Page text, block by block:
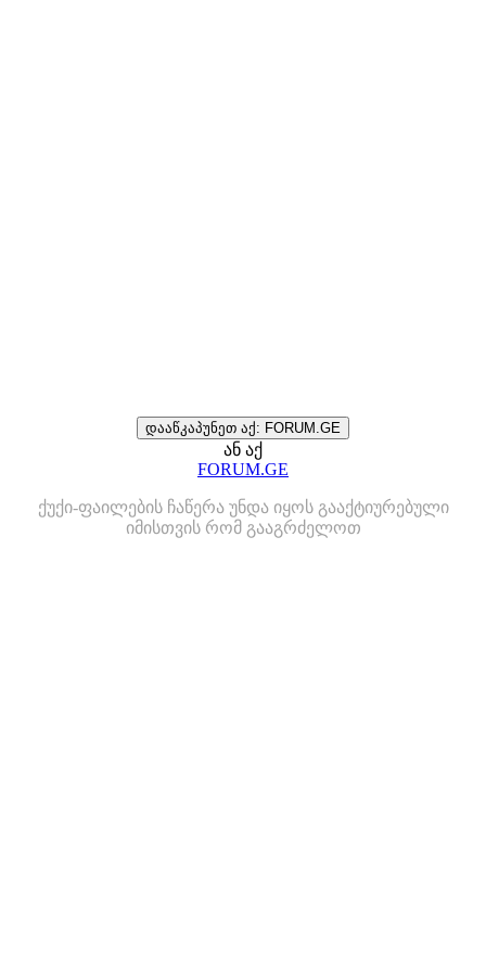
დააწკაპუნეთ აქ: FORUM.GE
ან აქ
FORUM.GE
ქუქი-ფაილების ჩაწერა უნდა იყოს გააქტიურებული
იმისთვის რომ გააგრძელოთ